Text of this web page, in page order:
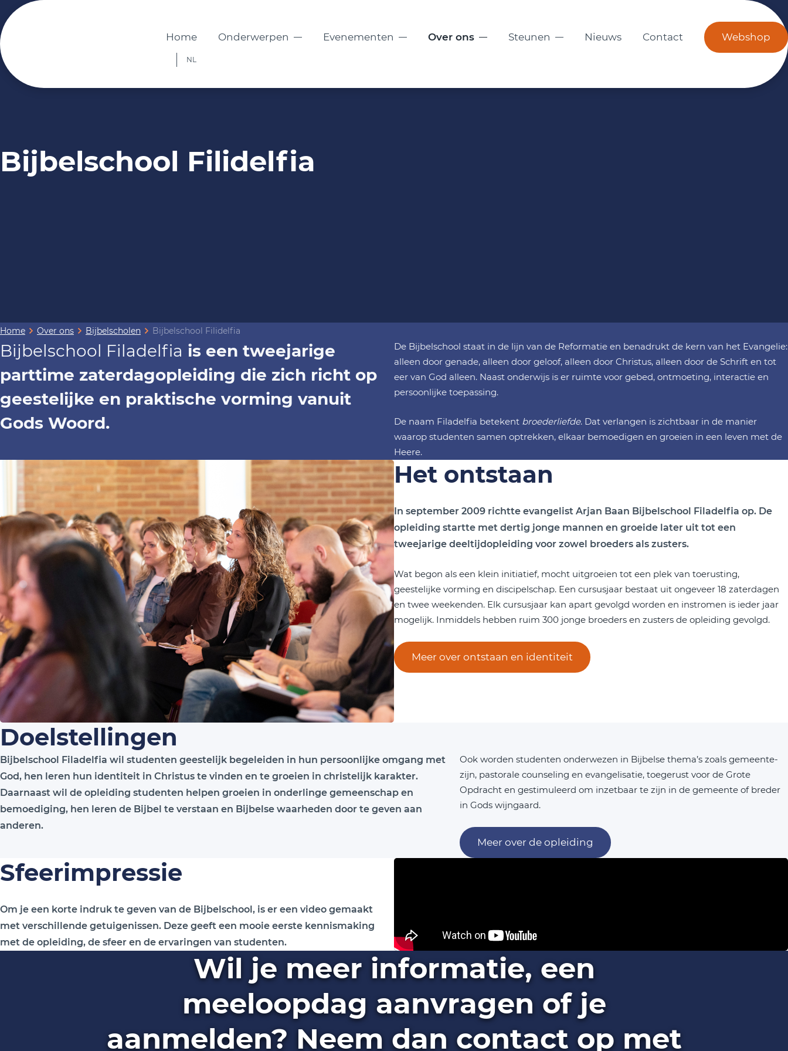
Home Onderwerpen Evenementen Over ons Steunen Nieuws Contact Webshop
NL
Bijbelschool Filidelfia
Home Over ons Bijbelscholen Bijbelschool Filidelfia
Bijbelschool Filadelfia is een tweejarige
parttime zaterdagopleiding die zich richt op
geestelijke en praktische vorming vanuit
Gods Woord.
De Bijbelschool staat in de lijn van de Reformatie en benadrukt de kern van het Evangelie:
alleen door genade, alleen door geloof, alleen door Christus, alleen door de Schrift en tot
eer van God alleen. Naast onderwijs is er ruimte voor gebed, ontmoeting, interactie en
persoonlijke toepassing.
De naam Filadelfia betekent broederliefde. Dat verlangen is zichtbaar in de manier
waarop studenten samen optrekken, elkaar bemoedigen en groeien in een leven met de
Heere.
Het ontstaan
In september 2009 richtte evangelist Arjan Baan Bijbelschool Filadelfia op. De
opleiding startte met dertig jonge mannen en groeide later uit tot een
tweejarige deeltijdopleiding voor zowel broeders als zusters.
Wat begon als een klein initiatief, mocht uitgroeien tot een plek van toerusting,
geestelijke vorming en discipelschap. Een cursusjaar bestaat uit ongeveer 18 zaterdagen
en twee weekenden. Elk cursusjaar kan apart gevolgd worden en instromen is ieder jaar
mogelijk. Inmiddels hebben ruim 300 jonge broeders en zusters de opleiding gevolgd.
Meer over ontstaan en identiteit
Doelstellingen
Bijbelschool Filadelfia wil studenten geestelijk begeleiden in hun persoonlijke omgang met
God, hen leren hun identiteit in Christus te vinden en te groeien in christelijk karakter.
Daarnaast wil de opleiding studenten helpen groeien in onderlinge gemeenschap en
bemoediging, hen leren de Bijbel te verstaan en Bijbelse waarheden door te geven aan
anderen.
Ook worden studenten onderwezen in Bijbelse thema’s zoals gemeente-
zijn, pastorale counseling en evangelisatie, toegerust voor de Grote
Opdracht en gestimuleerd om inzetbaar te zijn in de gemeente of breder
in Gods wijngaard.
Meer over de opleiding
Sfeerimpressie
Om je een korte indruk te geven van de Bijbelschool, is er een video gemaakt
met verschillende getuigenissen. Deze geeft een mooie eerste kennismaking
met de opleiding, de sfeer en de ervaringen van studenten.
Wil je meer informatie, een
meeloopdag aanvragen of je
aanmelden? Neem dan contact op met